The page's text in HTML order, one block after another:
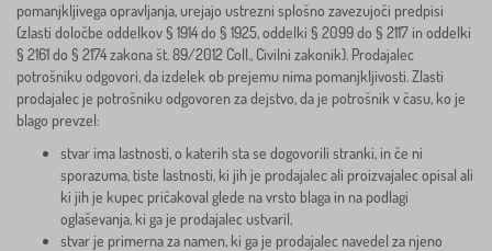
pomanjkljivega opravljanja, urejajo ustrezni splošno zavezujoči predpisi
(zlasti določbe oddelkov § 1914 do § 1925, oddelki § 2099 do § 2117 in oddelki
§ 2161 do § 2174 zakona št. 89/2012 Coll., Civilni zakonik). Prodajalec
potrošniku odgovori, da izdelek ob prejemu nima pomanjkljivosti. Zlasti
prodajalec je potrošniku odgovoren za dejstvo, da je potrošnik v času, ko je
blago prevzel:
stvar ima lastnosti, o katerih sta se dogovorili stranki, in če ni
sporazuma, tiste lastnosti, ki jih je prodajalec ali proizvajalec opisal ali
ki jih je kupec pričakoval glede na vrsto blaga in na podlagi
oglaševanja, ki ga je prodajalec ustvaril,
stvar je primerna za namen, ki ga je prodajalec navedel za njeno